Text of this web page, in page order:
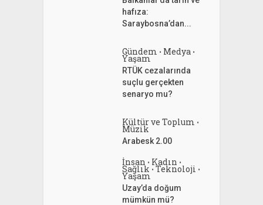
hafıza:
Saraybosna’dan...
Gündem • Medya •
Yaşam
RTÜK cezalarında
suçlu gerçekten
senaryo mu?
Kültür ve Toplum •
Müzik
Arabesk 2.00
İnsan • Kadın •
Sağlık • Teknoloji •
Yaşam
Uzay’da doğum
mümkün mü?